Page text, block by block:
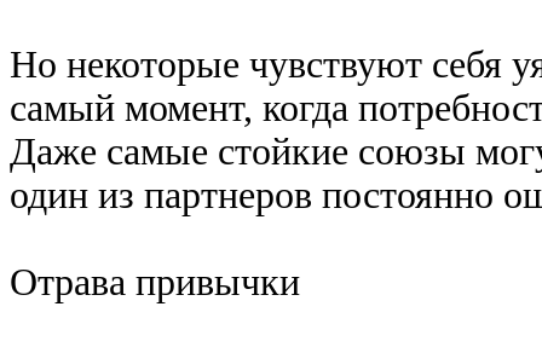
Но некоторые чувствуют себя
самый момент, когда
Даже самые стойкие союзы
один из партнеров постоянно
Отрава привычки